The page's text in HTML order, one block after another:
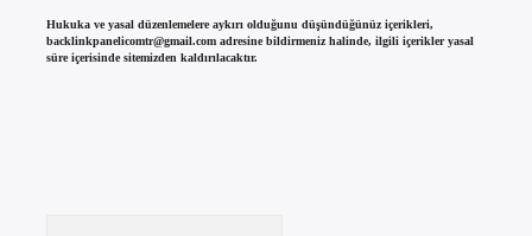
Hukuka ve yasal düzenlemelere aykırı olduğunu düşündüğünüz içerikleri,
backlinkpanelicomtr@gmail.comadresine bildirmeniz halinde, ilgili içerikler yasal
süre içerisinde sitemizden kaldırılacaktır.